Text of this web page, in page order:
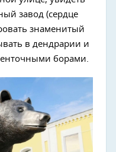
завод (сердце
знаменитый
в дендрарии и
борами.